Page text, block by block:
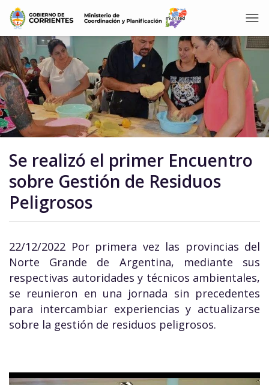
Se realizó el primer Encuentro
sobre Gestión de Residuos
Peligrosos
22/12/2022 Por primera vez las provincias del
Norte Grande de Argentina, mediante sus
respectivas autoridades y técnicos ambientales,
se reunieron en una jornada sin precedentes
para intercambiar experiencias y actualizarse
sobre la gestión de residuos peligrosos.